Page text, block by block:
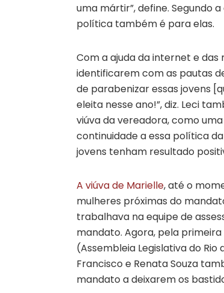
uma mártir”, define. Segundo
política também é para elas.
Com a ajuda da internet e das
identificarem com as pautas
de parabenizar essas jovens
eleita nesse ano!”, diz. Leci
viúva da vereadora, como
continuidade a essa política
jovens tenham resultado
A viúva de Marielle, até o
mulheres próximas do
trabalhava na equipe de
mandato. Agora, pela
(Assembleia Legislativa do
Francisco e Renata Souza
mandato a deixarem os